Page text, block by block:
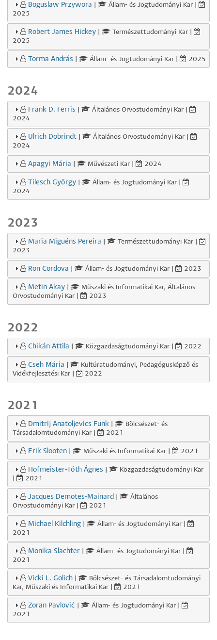
Boguslaw Przywora
Állam- és Jogtudományi Kar |
2025
Robert James Hickey
Természettudományi Kar |
2025
Torma András Állam- és Jogtudományi Kar | 2025
2024
Frank D. Ferris
Általános Orvostudományi Kar |
2024
Ulrich Dobrindt
Általános Orvostudományi Kar |
2024
Apagyi Mária Művészeti Kar | 2024
Tilesch György
Állam- és Jogtudományi Kar |
2024
2023
Maria Miguéns Pereira
Természettudományi Kar |
2023
Ron Cordova Állam- és Jogtudományi Kar | 2023
Metin Akay
Műszaki és Informatikai Kar, Általános
Orvostudományi Kar |
2023
2022
Chikán Attila Közgazdaságtudományi Kar | 2022
Cseh Mária
Kultúratudományi, Pedagógusképző és
Vidékfejlesztési Kar |
2022
2021
Dmitrij Anatoljevics Funk
Bölcsészet- és
Társadalomtudományi Kar |
2021
Erik Slooten Műszaki és Informatikai Kar | 2021
Hofmeister-Tóth Ágnes
Közgazdaságtudományi Kar
2021
Jacques Demotes-Mainard
Általános
Orvostudományi Kar |
2021
Michael Kilchling
Állam- és Jogtudományi Kar |
2021
Monika Slachter
Állam- és Jogtudományi Kar |
2021
Vicki L. Golich
Bölcsészet- és Társadalomtudományi
Kar, Műszaki és Informatikai Kar |
2021
Zoran Pavlović
Állam- és Jogtudományi Kar |
2021